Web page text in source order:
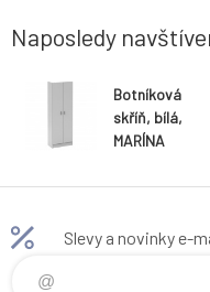
Naposledy
Botníková
skříň, bílá,
MARÍNA
Slevy a novinky e-